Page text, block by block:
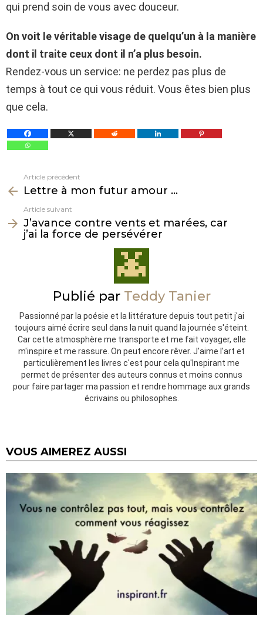
qui prend soin de vous avec douceur.
On voit le véritable visage de quelqu’un à la manière
dont il traite ceux dont il n’a plus besoin.
Rendez-vous un service: ne perdez pas plus de
temps à tout ce qui vous réduit. Vous êtes bien plus
que cela.
plus
Article précédent
Lettre à mon futur amour …
Article suivant
J’avance contre vents et marées, car
j’ai la force de persévérer
Publié par Teddy Tanier
Passionné par la poésie et la littérature depuis tout petit j'ai
toujours aimé écrire seul dans la nuit quand la journée s'éteint.
Car cette atmosphère me transporte et me fait voyager, elle
m'inspire et me rassure. On peut encore rêver. J'aime l'art et
particulièrement les livres c'est pour cela qu'Inspirant me
permet de présenter des auteurs connus et moins connus
pour faire partager ma passion et rendre hommage aux grands
écrivains ou philosophes.
VOUS AIMEREZ AUSSI